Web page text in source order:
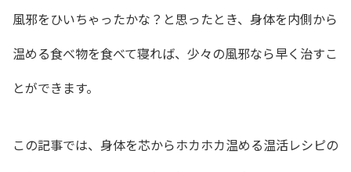
風邪をひいちゃったかな？と思ったとき、身体を内側から
温める食べ物を食べて寝れば、少々の風邪なら早く治すこ
とができます。
この記事では、身体を芯からホカホカ温める温活レシピの